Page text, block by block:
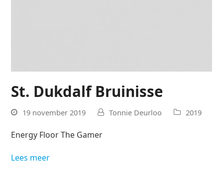
St. Dukdalf Bruinisse
19 november 2019 Tonnie Deurloo 2019
Energy Floor The Gamer
Lees meer